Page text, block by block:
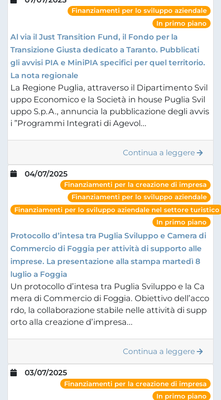
Finanziamenti per lo sviluppo aziendale
In primo piano
Al via il Just Transition Fund, il Fondo per la
Transizione Giusta dedicato a Taranto. Pubblicati
gli avvisi PIA e MiniPIA specifici per quel territorio.
La nota regionale
La Regione Puglia, attraverso il Dipartimento Svil
uppo Economico e la Società in house Puglia Svil
uppo S.p.A., annuncia la pubblicazione degli avvis
i ”Programmi Integrati di Agevol...
Continua a leggere
04/07/2025
Finanziamenti per la creazione di impresa
Finanziamenti per lo sviluppo aziendale
Finanziamenti per lo sviluppo aziendale nel settore turistico
In primo piano
Protocollo d’intesa tra Puglia Sviluppo e Camera di
Commercio di Foggia per attività di supporto alle
imprese. La presentazione alla stampa martedì 8
luglio a Foggia
Un protocollo d’intesa tra Puglia Sviluppo e la Ca
mera di Commercio di Foggia. Obiettivo dell’acco
rdo, la collaborazione stabile nelle attività di supp
orto alla creazione d’impresa...
Continua a leggere
03/07/2025
Finanziamenti per la creazione di impresa
In primo piano